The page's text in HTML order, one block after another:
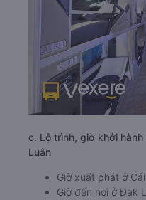
c. Lộ trình, giờ khởi
Luân
Giờ xuất phát ở
Giờ đến nơi ở Đắk